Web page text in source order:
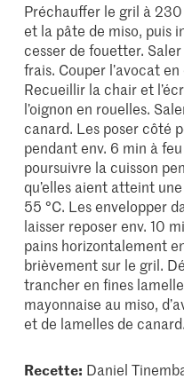
Préchauffer le gril à
et la pâte de miso, puis
cesser de fouetter.
frais. Couper l’avocat
Recueillir la chair et
l’oignon en rouelles.
canard. Les poser côté
pendant env. 6 min à
poursuivre la cuisson
qu’elles aient atteint
55 °C. Les envelopper
laisser reposer env. 10
pains horizontalement
brièvement sur le gril.
trancher en fines
mayonnaise au miso,
et de lamelles de
Recette: Daniel